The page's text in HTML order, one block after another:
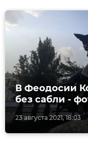
23 августа 2021, 18:03
В Феодосии
без сабли -